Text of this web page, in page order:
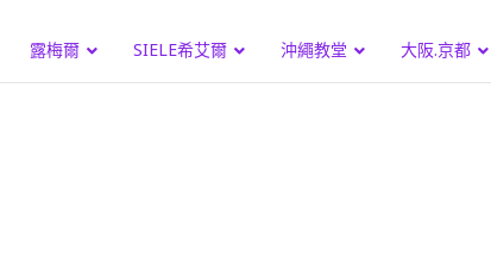
露梅爾 SIELE希艾爾 沖繩教堂 大阪.京都